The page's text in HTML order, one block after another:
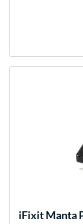
iFixitManta